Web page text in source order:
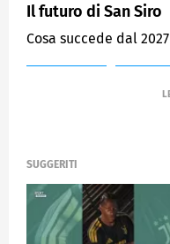
Il futuro di San Siro
Cosa succede dal 2027
SUGGERITI